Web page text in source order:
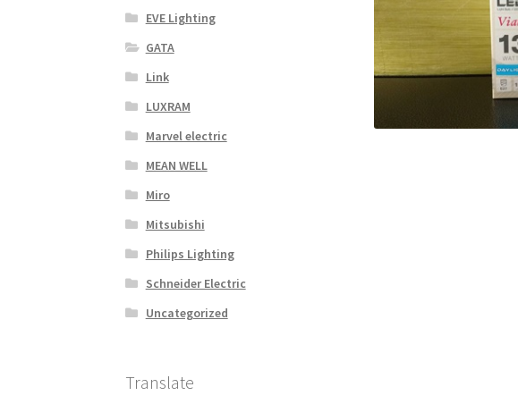
EVE Lighting
GATA
Link
LUXRAM
Marvel electric
MEAN WELL
Miro
Mitsubishi
Philips Lighting
Schneider Electric
Uncategorized
Translate